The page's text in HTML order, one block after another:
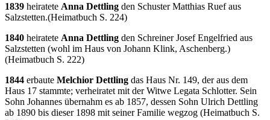
1839 heiratete Anna Dettling den Schuster Matthias Ruef aus
Salzstetten.(Heimatbuch S. 224)
1840 heiratete Anna Dettling den Schreiner Josef Engelfried aus
Salzstetten (wohl im Haus von Johann Klink, Aschenberg.)
(Heimatbuch S. 222)
1844 erbaute Melchior Dettling das Haus Nr. 149, der aus dem
Haus 17 stammte; verheiratet mit der Witwe Legata Schlotter. Sein
Sohn Johannes übernahm es ab 1857, dessen Sohn Ulrich Dettling
ab 1890 bis dieser 1898 mit seiner Familie wegzog (Heimatbuch S.